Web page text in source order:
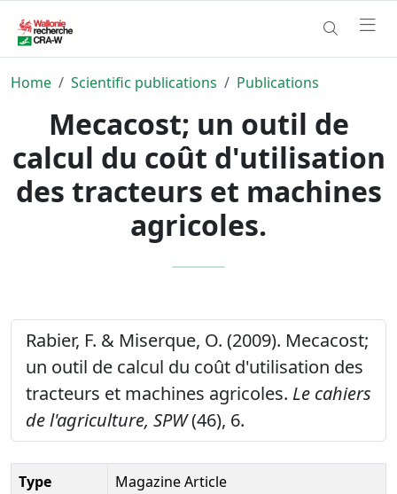
Home Scientific publications Publications
Mecacost; un outil de
calcul du coût d'utilisation
des tracteurs et machines
agricoles.
Rabier, F. & Miserque, O. (2009). Mecacost;
un outil de calcul du coût d'utilisation des
tracteurs et machines agricoles. Le cahiers
de l'agriculture, SPW(46), 6.
Type
Magazine Article